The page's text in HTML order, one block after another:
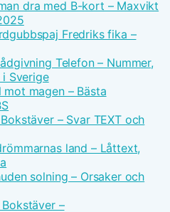
dra med B-kort – Maxvikt
Fredriks fika –
Telefon – Nummer,
Sverige
magen – Bästa
– Svar TEXT och
land – Låttext,
solning – Orsaker och
–